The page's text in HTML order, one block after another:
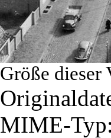
Größe dieser
MIME-Typ: